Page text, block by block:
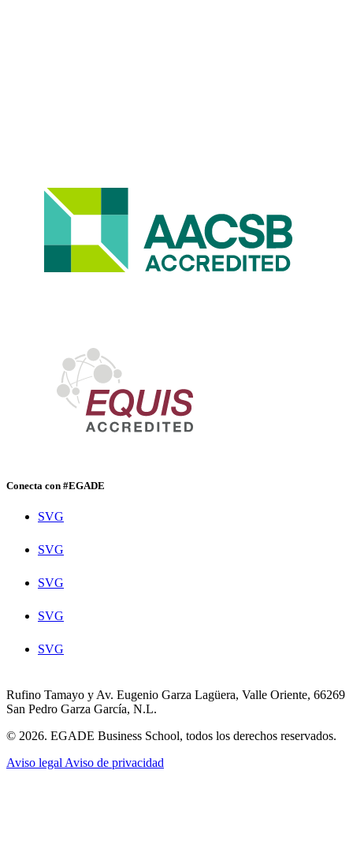
Conecta con #EGADE
SVG
SVG
SVG
SVG
SVG
Rufino Tamayo y Av. Eugenio Garza Lagüera, Valle Oriente, 66269
San Pedro Garza García, N.L.
© 2026. EGADE Business School, todos los derechos reservados.
Aviso legal Aviso de privacidad